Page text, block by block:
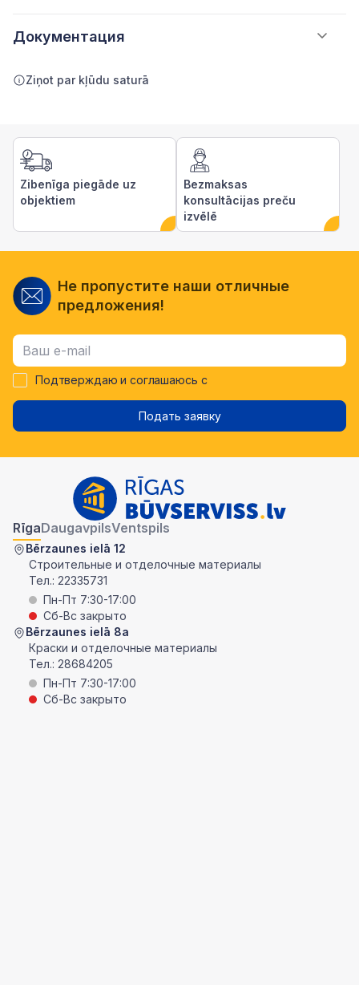
Документация
Ziņot par kļūdu saturā
Zibenīga piegāde uz
objektiem
Bezmaksas
konsultācijas preču
izvēlē
Не пропустите наши отличные
предложения!
Подтверждаю и соглашаюсь с
Подать заявку
RīgaDaugavpilsVentspils
Bērzaunes ielā 12
Строительные и отделочные материалы
Тел.: 22335731
Пн-Пт 7:30-17:00
Сб-Вс закрыто
Bērzaunes ielā 8a
Краски и отделочные материалы
Тел.: 28684205
Пн-Пт 7:30-17:00
Сб-Вс закрыто